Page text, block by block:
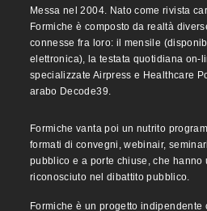
Messa nel 2004. Nato come rivista
Formiche è composto da realtà
connesse fra loro: il mensile
elettronica), la testata quotidiana on-
specializzate Airpress e Healthcare
arabo Decode39.
Formiche vanta poi un nutrito
formati di convegni, webinair,
pubblico e a porte chiuse, che hanno
riconosciuto nel dibattito pubblico.
Formiche è un progetto indipendente